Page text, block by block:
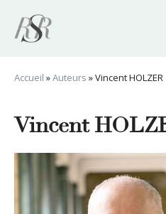
contenu
Accueil »Auteurs »Vincent HOLZER
Vincent